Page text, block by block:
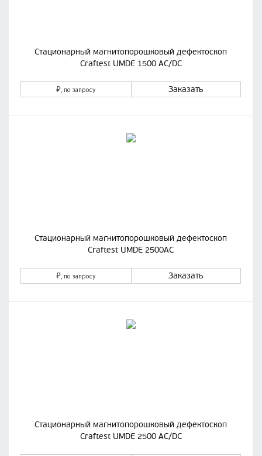
Стационарный магнитопорошковый дефектоскоп
Craftest UMDE 1500 AC/DC
₽, по запросу Заказать
Стационарный магнитопорошковый дефектоскоп
Craftest UMDE 2500AC
₽, по запросу Заказать
Стационарный магнитопорошковый дефектоскоп
Craftest UMDE 2500 AC/DC